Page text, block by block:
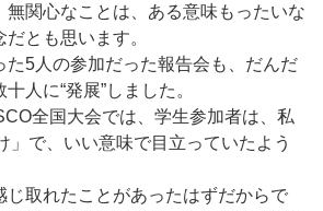
無関心なことは、ある意味もったいな
とも思います。
た5人の参加だった報告会も、だんだ
人に“発展”しました。
全国大会では、学生参加者は、私
」で、いい意味で目立っていたよう
じ取れたことがあったはずだからで